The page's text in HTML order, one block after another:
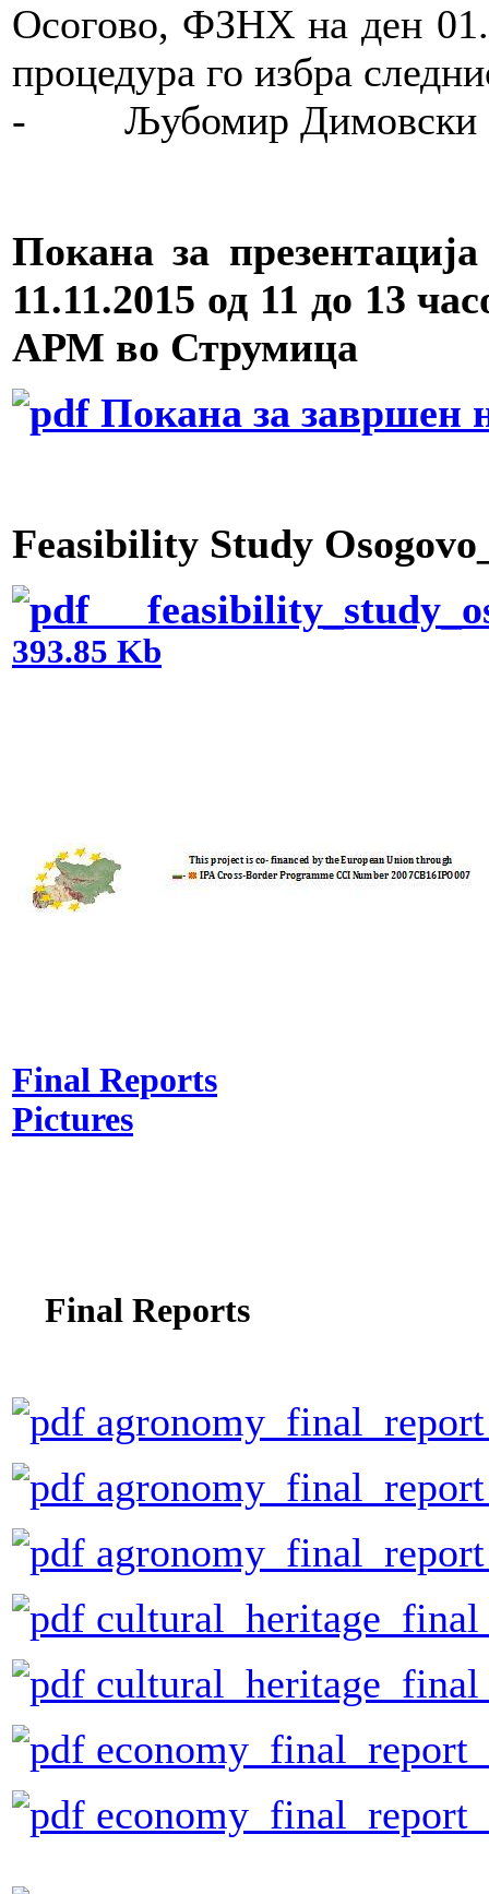
Осогово, ФЗНХ на ден
процедура го избра
- Љубомир Димовски
Покана за
11.11.2015 од 11 до 13
АРМ во Струмица
Покана за завршен
Feasibility Study
393.85 Kb
Final Reports
Pictures
Final Reports